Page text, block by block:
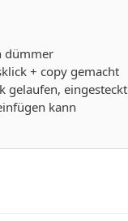
dümmer
+ copy gemacht
gelaufen, eingesteckt
kann